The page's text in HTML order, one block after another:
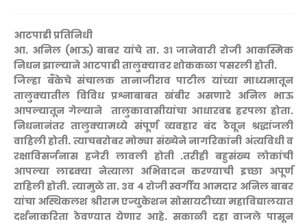
आटपाडी प्रतिनिधी
आ. अनिल (भाऊ) बाबर यांचे ता. ३१ जानेवारी रोजी आकस्मिक
निधन झाल्याने आटपाडी तालुक्यावर शोककळा पसरली होती.
जिल्हा बँकेचे संचालक तानाजीराव पाटील यांच्या माध्यमातून
तालुक्यातील विविध प्रश्नाबाबत खंबीर असणारे अनिल भाऊ
आपल्यातून गेल्याने तालुकावासीयांचा आधारवड हरपला होता.
निधनानंतर तालुक्यामध्ये संपूर्ण व्यवहार बंद ठेवून श्रद्धांजली
वाहिली होती. त्याचबरोबर मोठ्या संख्येने नागरिकांनी अंत्यविधी व
रक्षाविसर्जनास हजेरी लावली होती .तरीही बहुसंख्य लोकांची
आपल्या लाडक्या नेत्याला अभिवादन करण्याची इच्छा अपूर्ण
राहिली होती. त्यामुळे ता. ३व ४ रोजी स्वर्गीय आमदार अनिल बाबर
यांचा अस्थिकलश श्रीराम एज्युकेशन सोसायटीच्या महाविद्यालयात
दर्शनाकरिता ठेवण्यात येणार आहे. सकाळी दहा वाजले पासून